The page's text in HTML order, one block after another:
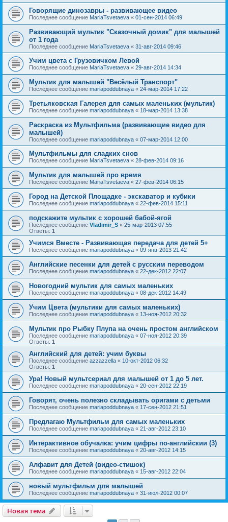
Говорящие динозавры - развивающее видео
Последнее сообщение MariaTsvetaeva « 01-сен-2014 06:49
Развивающий мультик "Сказочный домик" для малышей
от 1 года
Последнее сообщение MariaTsvetaeva « 31-авг-2014 09:46
Учим цвета с Грузовичком Левой
Последнее сообщение MariaTsvetaeva « 29-авг-2014 14:34
Мультик для малышей "Весёлый Транспорт"
Последнее сообщение mariapoddubnaya « 24-мар-2014 17:22
Третьяковская Галерея для самых маленьких (мультик)
Последнее сообщение mariapoddubnaya « 18-мар-2014 13:38
Раскраска из Мультфильма (развивающие видео для
малышей)
Последнее сообщение mariapoddubnaya « 07-мар-2014 12:00
Мультфильмы для сладких снов
Последнее сообщение MariaTsvetaeva « 28-фев-2014 09:16
Мультик для малышей про время
Последнее сообщение MariaTsvetaeva « 27-фев-2014 06:15
Город на Детской Площадке - экскаватор и кубики
Последнее сообщение mariapoddubnaya « 22-фев-2014 15:11
подскажите мультик с хорошей бабой-ягой
Последнее сообщение Vladimir_S « 25-мар-2013 07:55
Ответы: 1
Учимся Вместе - Развивающая передача для детей 5+
Последнее сообщение mariapoddubnaya « 09-янв-2013 21:42
Английские песенки для детей с русским переводом
Последнее сообщение mariapoddubnaya « 22-дек-2012 22:07
Новогодний мультик для самых маленьких
Последнее сообщение mariapoddubnaya « 08-дек-2012 14:49
Учим Цвета (мультики для самых маленьких)
Последнее сообщение mariapoddubnaya « 13-ноя-2012 20:32
Мультик про Рыбку Плупа на очень простом английском
Последнее сообщение mariapoddubnaya « 07-ноя-2012 20:39
Ответы: 1
Английский для детей: учим буквы
Последнее сообщение azzazzella « 10-окт-2012 06:32
Ответы: 1
Ура! Новый мультсериал для малышей от 1 до 5 лет.
Последнее сообщение mariapoddubnaya « 20-сен-2012 22:19
Говорят, очень полезно складывать оригами с детьми
Последнее сообщение mariapoddubnaya « 17-сен-2012 21:51
Предлагаю Мультфильм для самых маленьких
Последнее сообщение mariapoddubnaya « 21-авг-2012 23:10
Интерактивное обучалка: учим цифры по-английскии (3)
Последнее сообщение mariapoddubnaya « 20-авг-2012 14:15
Алфавит для Детей (видео-стишок)
Последнее сообщение mariapoddubnaya « 15-авг-2012 22:04
новый мультфильм для малышей
Последнее сообщение mariapoddubnaya « 31-июл-2012 00:07
Новая тема